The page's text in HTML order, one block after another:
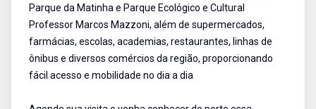
Parque da Matinha e Parque Ecológico e Cultural
Professor Marcos Mazzoni, além de supermercados,
farmácias, escolas, academias, restaurantes, linhas de
ônibus e diversos comércios da região, proporcionando
fácil acesso e mobilidade no dia a dia